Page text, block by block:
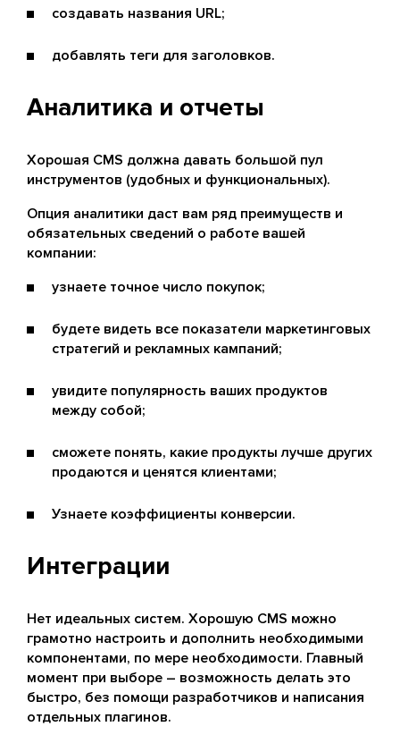
создавать названия URL;
добавлять теги для заголовков.
Аналитика и отчеты
Хорошая CMS должна давать большой пул
инструментов (удобных и функциональных).
Опция аналитики даст вам ряд преимуществ и
обязательных сведений о работе вашей
компании:
узнаете точное число покупок;
будете видеть все показатели маркетинговых
стратегий и рекламных кампаний;
увидите популярность ваших продуктов
между собой;
сможете понять, какие продукты лучше других
продаются и ценятся клиентами;
Узнаете коэффициенты конверсии.
Интеграции
Нет идеальных систем. Хорошую CMS можно
грамотно настроить и дополнить необходимыми
компонентами, по мере необходимости. Главный
момент при выборе – возможность делать это
быстро, без помощи разработчиков и написания
отдельных плагинов.